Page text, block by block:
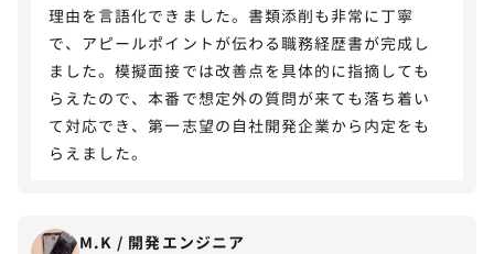
理由を言語化できました。書類添削も非常に丁寧
で、アピールポイントが伝わる職務経歴書が完成し
ました。模擬面接では改善点を具体的に指摘しても
らえたので、本番で想定外の質問が来ても落ち着い
て対応でき、第一志望の自社開発企業から内定をも
らえました。
M.K / 開発エンジニア